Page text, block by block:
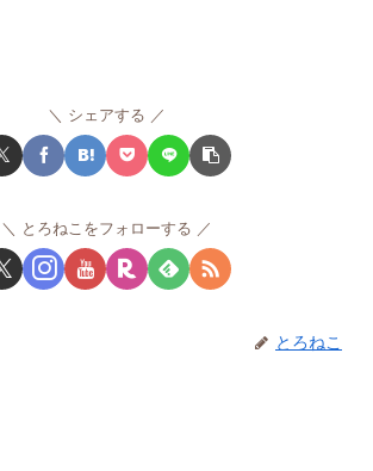
シェアする
とろねこをフォローする
とろねこ